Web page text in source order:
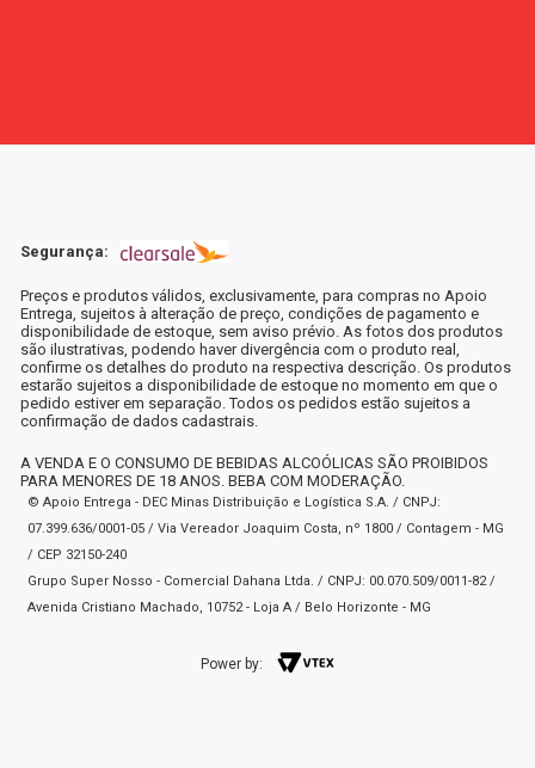
Segurança:
Preços e produtos válidos, exclusivamente, para compras no Apoio
Entrega, sujeitos à alteração de preço, condições de pagamento e
disponibilidade de estoque, sem aviso prévio. As fotos dos produtos
são ilustrativas, podendo haver divergência com o produto real,
confirme os detalhes do produto na respectiva descrição. Os produtos
estarão sujeitos a disponibilidade de estoque no momento em que o
pedido estiver em separação. Todos os pedidos estão sujeitos a
confirmação de dados cadastrais.
A VENDA E O CONSUMO DE BEBIDAS ALCOÓLICAS SÃO PROIBIDOS
PARA MENORES DE 18 ANOS. BEBA COM MODERAÇÃO.
© Apoio Entrega - DEC Minas Distribuição e Logística S.A. / CNPJ:
07.399.636/0001-05 / Via Vereador Joaquim Costa, nº 1800 / Contagem - MG
/ CEP 32150-240
Grupo Super Nosso - Comercial Dahana Ltda. / CNPJ: 00.070.509/0011-82 /
Avenida Cristiano Machado, 10752 - Loja A / Belo Horizonte - MG
Power by: